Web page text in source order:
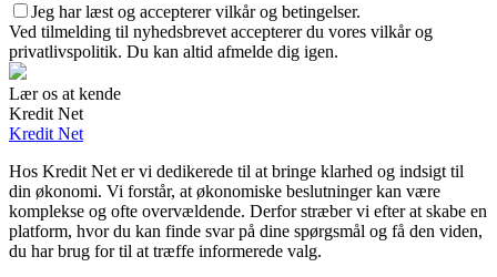
Jeg har læst og accepterer vilkår og betingelser.
Ved tilmelding til nyhedsbrevet accepterer du vores vilkår og
privatlivspolitik. Du kan altid afmelde dig igen.
Lær os at kende
Kredit Net
Kredit Net
Hos Kredit Net er vi dedikerede til at bringe klarhed og indsigt til
din økonomi. Vi forstår, at økonomiske beslutninger kan være
komplekse og ofte overvældende. Derfor stræber vi efter at skabe en
platform, hvor du kan finde svar på dine spørgsmål og få den viden,
du har brug for til at træffe informerede valg.